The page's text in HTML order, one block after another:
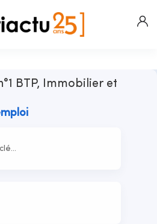
BTP, Immobilier et